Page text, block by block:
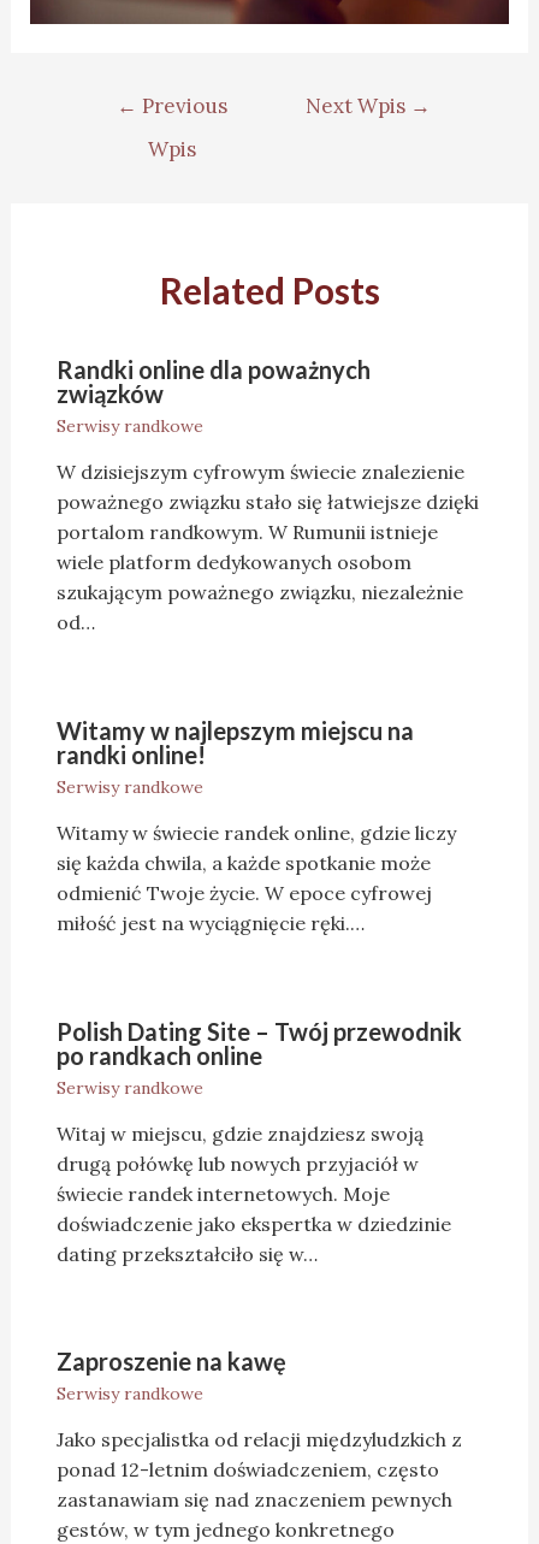
← Previous
Wpis
Next Wpis →
Related Posts
Randki online dla poważnych
związków
Serwisy randkowe
W dzisiejszym cyfrowym świecie znalezienie
poważnego związku stało się łatwiejsze dzięki
portalom randkowym. W Rumunii istnieje
wiele platform dedykowanych osobom
szukającym poważnego związku, niezależnie
od…
Witamy w najlepszym miejscu na
randki online!
Serwisy randkowe
Witamy w świecie randek online, gdzie liczy
się każda chwila, a każde spotkanie może
odmienić Twoje życie. W epoce cyfrowej
miłość jest na wyciągnięcie ręki.…
Polish Dating Site – Twój przewodnik
po randkach online
Serwisy randkowe
Witaj w miejscu, gdzie znajdziesz swoją
drugą połówkę lub nowych przyjaciół w
świecie randek internetowych. Moje
doświadczenie jako ekspertka w dziedzinie
dating przekształciło się w…
Zaproszenie na kawę
Serwisy randkowe
Jako specjalistka od relacji międzyludzkich z
ponad 12-letnim doświadczeniem, często
zastanawiam się nad znaczeniem pewnych
gestów, w tym jednego konkretnego